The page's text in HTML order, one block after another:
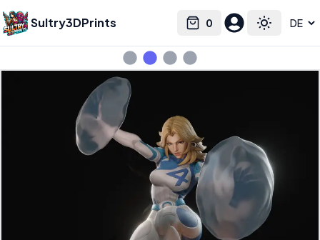
Sultry3DPrints 0
Cart Toggle
Select language